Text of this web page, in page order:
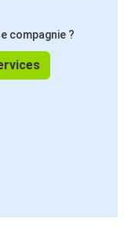
compagnie ?